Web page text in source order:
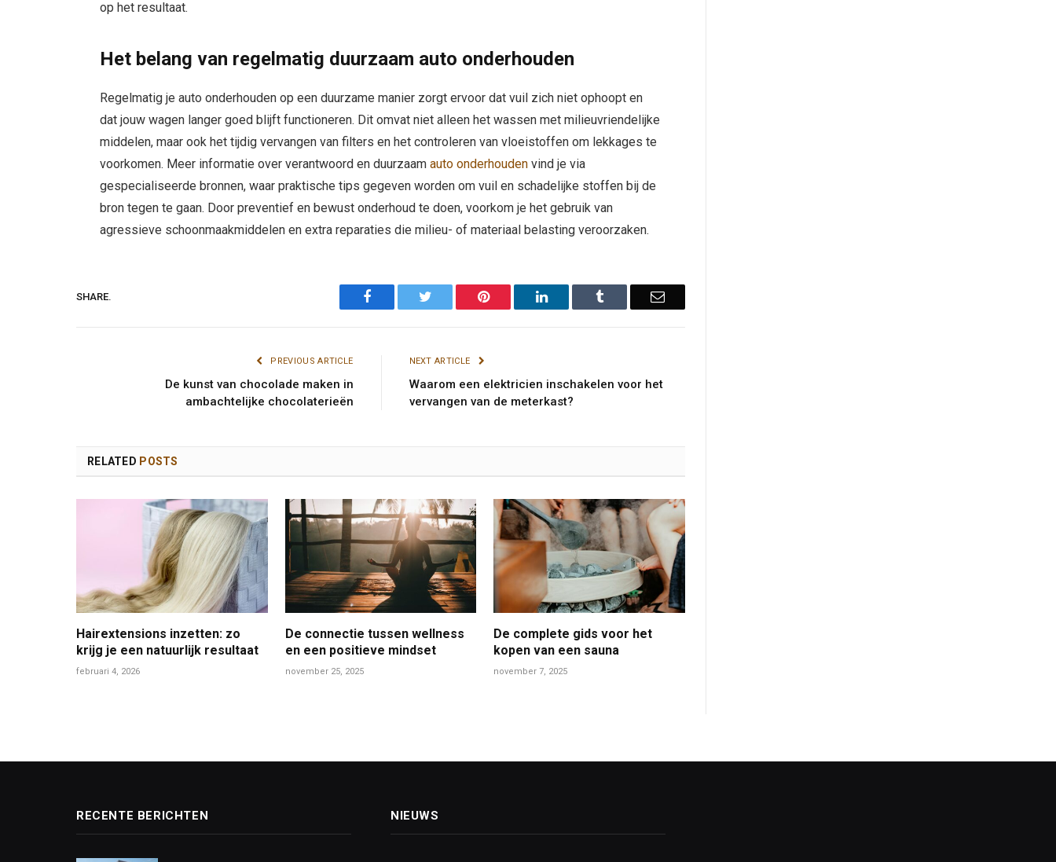
op het resultaat.
Het belang van regelmatig duurzaam auto onderhouden
Regelmatig je auto onderhouden op een duurzame manier zorgt ervoor dat vuil zich niet ophoopt en
dat jouw wagen langer goed blijft functioneren. Dit omvat niet alleen het wassen met milieuvriendelijke
middelen, maar ook het tijdig vervangen van filters en het controleren van vloeistoffen om lekkages te
voorkomen. Meer informatie over verantwoord en duurzaamauto onderhouden vind je via
gespecialiseerde bronnen, waar praktische tips gegeven worden om vuil en schadelijke stoffen bij de
bron tegen te gaan. Door preventief en bewust onderhoud te doen, voorkom je het gebruik van
agressieve schoonmaakmiddelen en extra reparaties die milieu- of materiaal belasting veroorzaken.
SHARE. Facebook Twitter Pinterest LinkedIn Tumblr Email
PREVIOUS ARTICLE
De kunst van chocolade maken in
ambachtelijke chocolaterieën
NEXT ARTICLE
Waarom een elektricien inschakelen voor het
vervangen van de meterkast?
RELATED POSTS
Hairextensions inzetten: zo
krijg je een natuurlijk resultaat
februari 4, 2026
De connectie tussen wellness
en een positieve mindset
november 25, 2025
De complete gids voor het
kopen van een sauna
november 7, 2025
RECENTE BERICHTEN NIEUWS